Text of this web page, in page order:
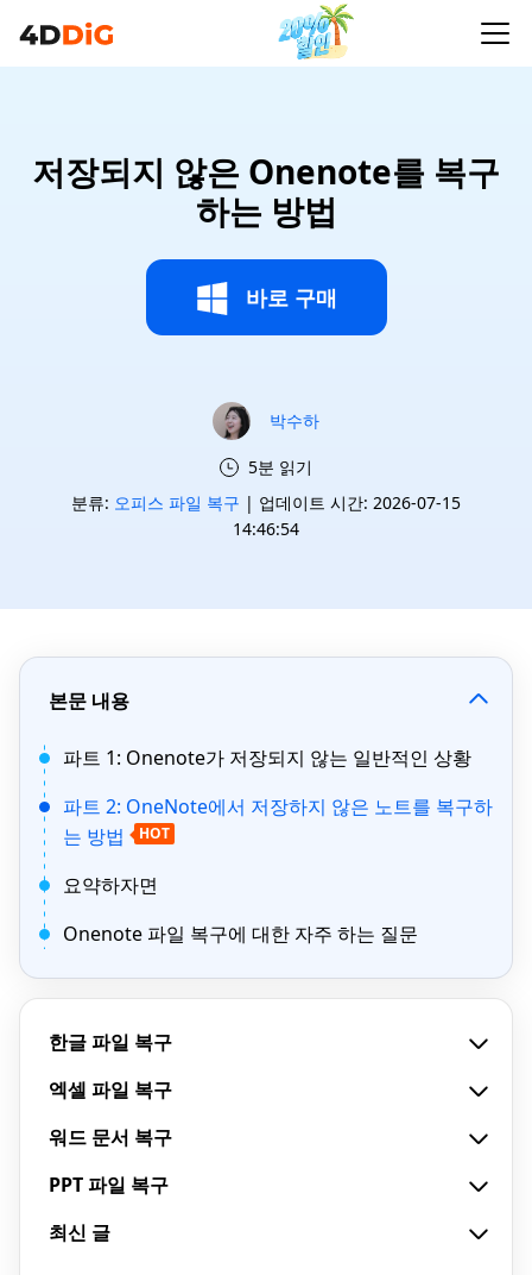
저장되지 않은 Onenote를 복구
하는 방법
바로 구매
박수하
5분 읽기
분류: 오피스 파일 복구 | 업데이트 시간: 2026-07-15
14:46:54
본문 내용
파트 1: Onenote가 저장되지 않는 일반적인 상황
파트 2: OneNote에서 저장하지 않은 노트를 복구하
는 방법
HOT
요약하자면
Onenote 파일 복구에 대한 자주 하는 질문
한글 파일 복구
엑셀 파일 복구
워드 문서 복구
PPT 파일 복구
최신 글